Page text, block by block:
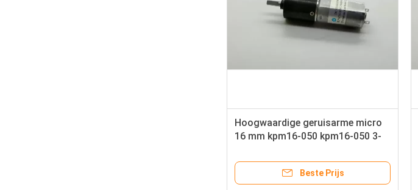
Hoogwaardige geruisarme micro
16 mm kpm16-050 kpm16-050 3-
versnellingsbak reductiemotoren
Beste Prijs